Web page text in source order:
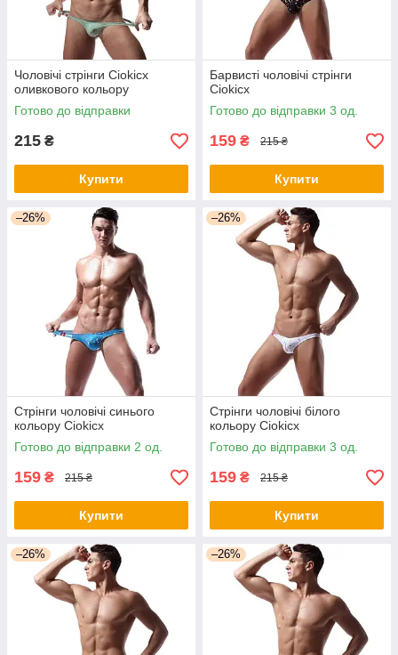
Чоловічі стрінги Ciokicx
оливкового кольору
Готово до відправки
215 ₴
Купити
Барвисті чоловічі стрінги
Ciokicx
Готово до відправки 3 од.
159 ₴ 215 ₴
Купити
–26%
Стрінги чоловічі синього
кольору Ciokicx
Готово до відправки 2 од.
159 ₴ 215 ₴
Купити
–26%
Стрінги чоловічі білого
кольору Ciokicx
Готово до відправки 3 од.
159 ₴ 215 ₴
Купити
–26% –26%